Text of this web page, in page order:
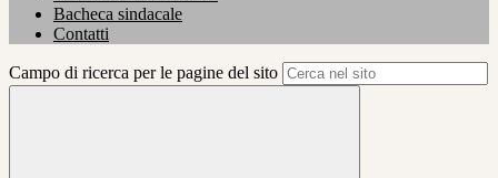
Bacheca sindacale
Contatti
Campo di ricerca per le pagine del sito